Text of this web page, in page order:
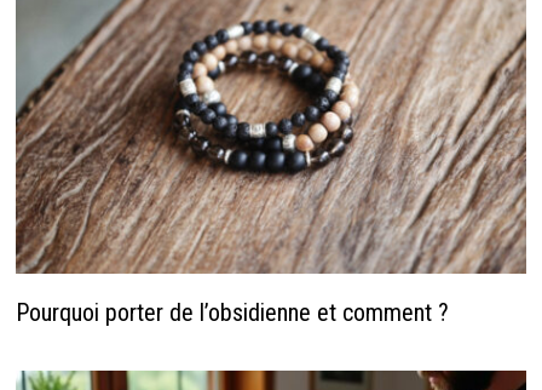
Pourquoi porter de l’obsidienne et comment ?